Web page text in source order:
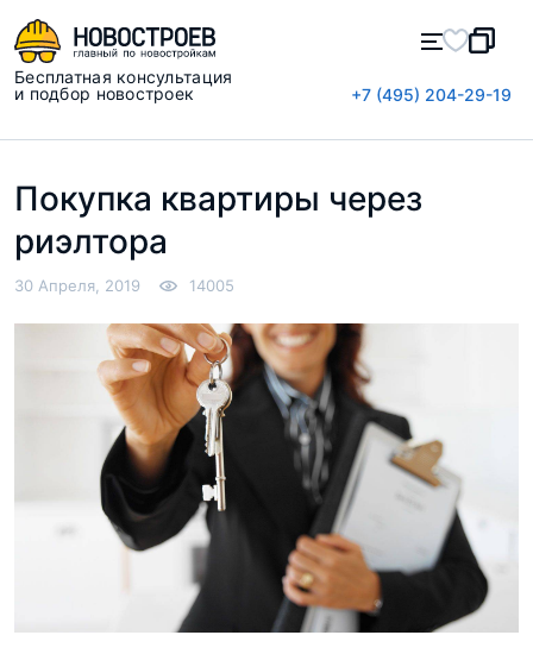
Бесплатная консультация
и подбор новостроек
+7 (495) 204-29-19
Покупка квартиры через
риэлтора
30 Апреля, 2019 14005